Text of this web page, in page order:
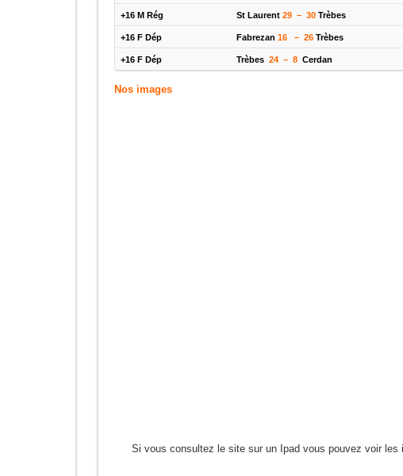
+16 M Rég St Laurent 29 – 30Trèbes
+16 F Dép Fabrezan 16 – 26Trèbes
+16 F Dép Trèbes 24 – 8Cerdan
Nos images
Si vous consultez le site sur un Ipad vous pouvez voir